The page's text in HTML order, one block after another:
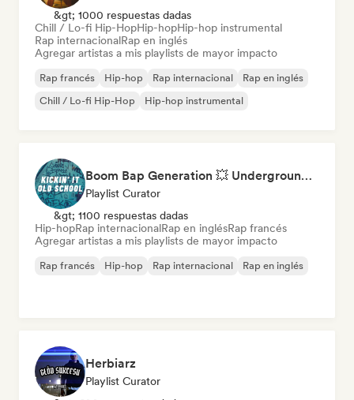
&gt; 1000 respuestas dadas
Chill / Lo-fi Hip-HopHip-hopHip-hop instrumental
Rap internacionalRap en inglés
Agregar artistas a mis playlists de mayor impacto
Rap francés Hip-hop Rap internacional
Rap en inglés
Chill / Lo-fi Hip-Hop
Hip-hop instrumental
Boom Bap Generation 💥 Underground Hip-Hop, East Coast & Jazz Rap
Playlist Curator
&gt; 1100 respuestas dadas
Hip-hopRap internacionalRap en inglésRap francés
Agregar artistas a mis playlists de mayor impacto
Rap francés Hip-hop Rap internacional Rap en inglés
Herbiarz
Playlist Curator